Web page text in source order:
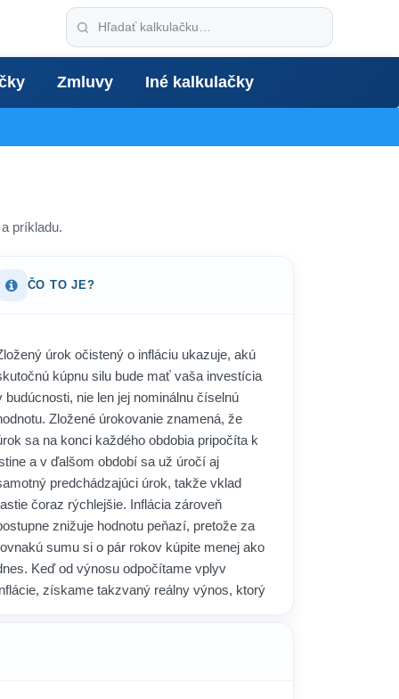
Zmluvy Iné kalkulačky
príkladu.
ČO TO JE?
úrok očistený o infláciu ukazuje, akú
kúpnu silu bude mať vaša investícia
budúcnosti, nie len jej nominálnu číselnú
Zložené úrokovanie znamená, že
sa na konci každého obdobia pripočíta k
a v ďalšom období sa už úročí aj
predchádzajúci úrok, takže vklad
čoraz rýchlejšie. Inflácia zároveň
znižuje hodnotu peňazí, pretože za
sumu si o pár rokov kúpite menej ako
Keď od výnosu odpočítame vplyv
získame takzvaný reálny výnos, ktorý